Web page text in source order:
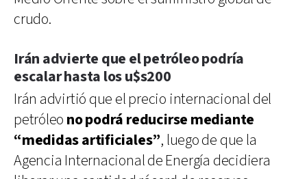
crudo.
Irán advierte que el petróleo podría
escalar hasta los u$s200
Irán advirtió que el precio internacional del
petróleo no podrá reducirse mediante
“medidas artificiales”, luego de que la
Agencia Internacional de Energía decidiera